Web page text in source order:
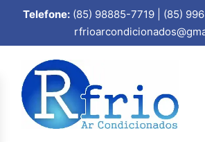
Telefone: (85) 98885-7719 | (85)